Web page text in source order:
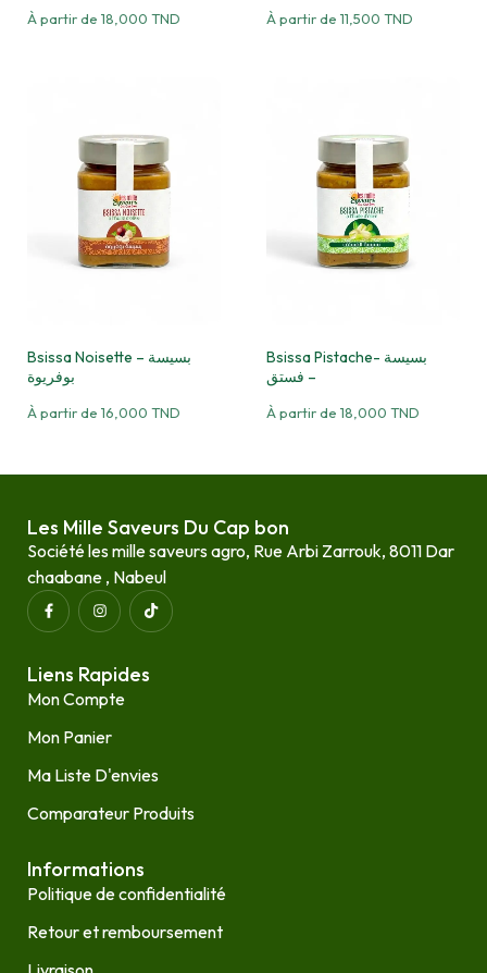
À partir de 18,000 TND À partir de 11,500 TND
Bsissa Noisette – بسيسة
بوفريوة
À partir de 16,000 TND
Bsissa Pistache- بسيسة
فستق –
À partir de 18,000 TND
Les Mille Saveurs Du Cap bon
Société les mille saveurs agro, Rue Arbi Zarrouk, 8011 Dar
chaabane , Nabeul
Liens Rapides
Mon Compte
Mon Panier
Ma Liste D'envies
Comparateur Produits
Informations
Politique de confidentialité
Retour et remboursement